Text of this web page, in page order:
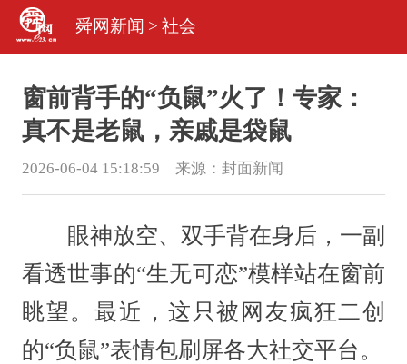
舜网新闻 > 社会
窗前背手的“负鼠”火了！专家：
真不是老鼠，亲戚是袋鼠
2026-06-04 15:18:59 来源： 封面新闻
眼神放空、双手背在身后，一副
看透世事的“生无可恋”模样站在窗前
眺望。最近，这只被网友疯狂二创
的“负鼠”表情包刷屏各大社交平台。